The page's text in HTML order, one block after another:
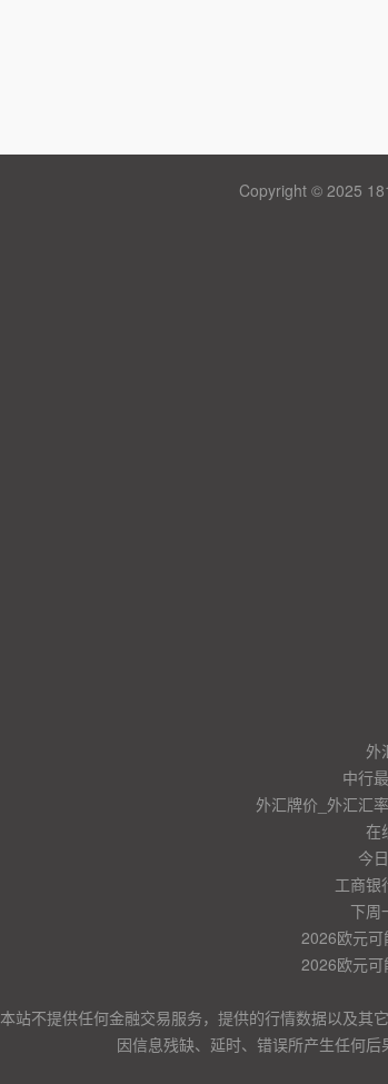
Copyright © 2025
外
中行
外汇牌价_外汇汇
在
今
工商银
下周
2026欧元可
2026欧元可
本站不提供任何金融交易服务，提供的行情数据以及其
因信息残缺、延时、错误所产生任何后